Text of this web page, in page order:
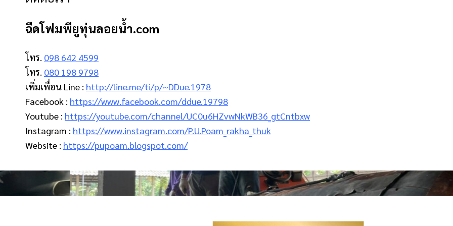
ฉีดโฟมพียูทุ่นลอยน้ํา.com
โทร. 098 642 4599
โทร. 080 198 9798
เพิ่มเพื่อน Line : http://line.me/ti/p/~DDue.1978
Facebook : https://www.facebook.com/ddue.19798
Youtube : https://youtube.com/channel/UC0u6HZvwNkWB36_gtCntbxw
Instagram : https://www.instagram.com/P.U.Poam_rakha_thuk
Website : https://pupoam.blogspot.com/